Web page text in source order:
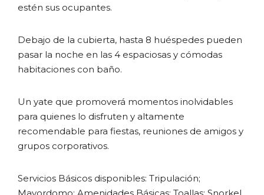
estén sus ocupantes.
Debajo de la cubierta, hasta 8 huéspedes pueden
pasar la noche en las 4 espaciosas y cómodas
habitaciones con baño.
Un yate que promoverá momentos inolvidables
para quienes lo disfruten y altamente
recomendable para fiestas, reuniones de amigos y
grupos corporativos.
Servicios Básicos disponibles: Tripulación;